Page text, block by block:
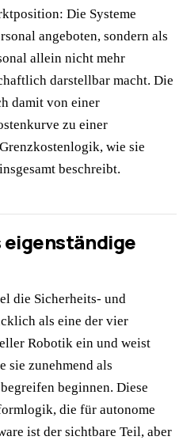
Die Systeme
angeboten, sondern als
allein nicht mehr
darstellbar macht. Die
damit von einer
zu einer
wie sie
beschreibt.
die Sicherheits- und
als eine der vier
Robotik ein und weist
sie zunehmend als
beginnen. Diese
die für autonome
ist der sichtbare Teil, aber